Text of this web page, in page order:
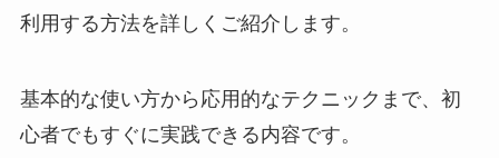
利用する方法を詳しくご紹介します。
基本的な使い方から応用的なテクニックまで、初
心者でもすぐに実践できる内容です。